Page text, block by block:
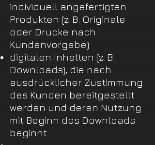
individuell angefertigten
Produkten (z. B. Originale
oder Drucke nach
Kundenvorgabe)
digitalen Inhalten (z. B.
Downloads), die nach
ausdrücklicher Zustimmung
des Kunden bereitgestellt
werden und deren Nutzung
mit Beginn des Downloads
beginnt